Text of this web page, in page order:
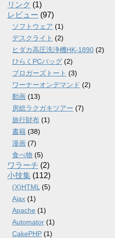
リンク (1)
レビュー (97)
ソフトウェア (1)
デスクライト (2)
ヒダカ高圧洗浄機HK-1890 (2)
ひらくPCバッグ (2)
ブロガーズトート (3)
ワーナーオンデマンド (2)
動画 (13)
房総ラクガキツアー (7)
旅行財布 (1)
書籍 (38)
漫画 (7)
食べ物 (5)
ワラーチ (2)
小技集 (112)
(X)HTML (5)
Ajax (1)
Apache (1)
Automator (1)
CakePHP (1)